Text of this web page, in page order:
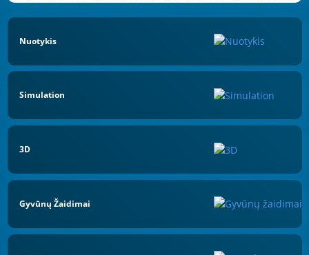
Nuotykis
Simulation
3D
Gyvūnų Žaidimai